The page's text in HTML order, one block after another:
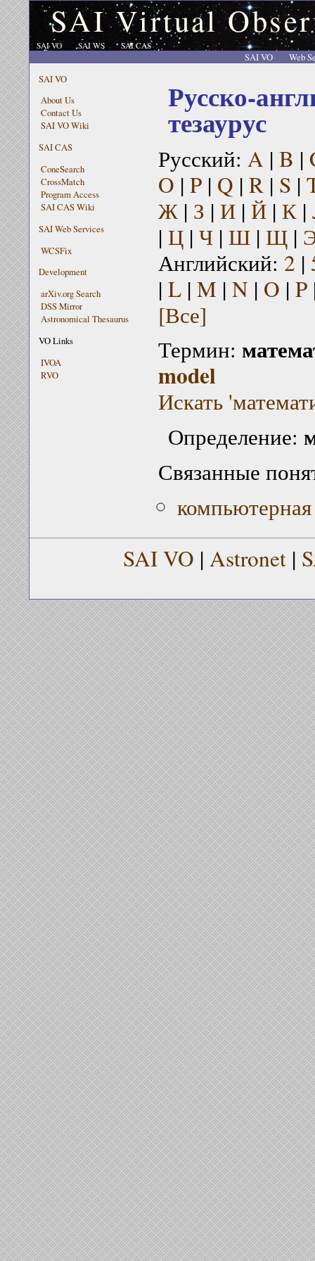
SAI Virtual
SAI VO SAI WS SAI CAS
SAI VO
Web
SAI VO
About Us
Contact Us
SAI VO Wiki
SAI CAS
ConeSearch
CrossMatch
Program Access
SAI CAS Wiki
SAI Web Services
WCSFix
Development
arXiv.org Search
DSS Mirror
Astronomical Thesaurus
VO Links
IVOA
RVO
Русско-
тезаурус
Русский: A | B |
O | P| Q | R| S |
Ж| З | И| Й| К|
| Ц| Ч| Ш| Щ|
Английский: 2 |
| L| M | N | O | P
[Все]
Термин:
model
Искать
Определение:
Связанные
SAI VO | Astronet |